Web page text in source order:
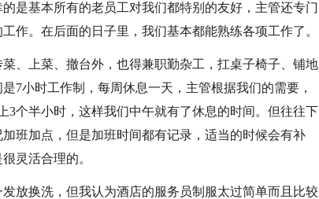
是基本所有的老员工对我们都特别的友好，主管还专门
作。在后面的日子里，我们基本都能熟练各项工作了。
、上菜、撤台外，也得兼职勤杂工，扛桌子椅子、铺地
7小时工作制，每周休息一天，主管根据我们的需要，
3个半小时，这样我们中午就有了休息的时间。但往往下
班加点，但是加班时间都有记录，适当的时候会有补
灵活合理的。
放换洗，但我认为酒店的服务员制服太过简单而且比较